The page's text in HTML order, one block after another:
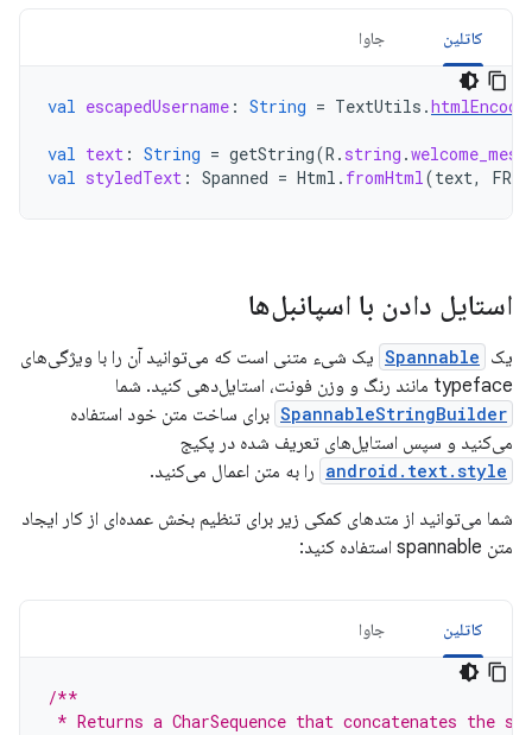
کاتلین جاوا
val escapedUsername : String = TextUtils .htmlEncode
val text : String = getString(R . string .
val styledText : Spanned = Html . fromHtml(text,
استایل دادن با اسپانبل‌ها
یک Spannable یک شیء متنی است که می‌توانید آن را با ویژگی‌های
typeface مانند رنگ و وزن فونت، استایل‌دهی کنید. شما
SpannableStringBuilder برای ساخت متن خود استفاده
می‌کنید و سپس استایل‌های تعریف شده در پکیج
android.text.style را به متن اعمال می‌کنید.
شما می‌توانید از متدهای کمکی زیر برای تنظیم بخش عمده‌ای از کار ایجاد
متن spannable استفاده کنید:
کاتلین جاوا
/**
* Returns a CharSequence that concatenates the